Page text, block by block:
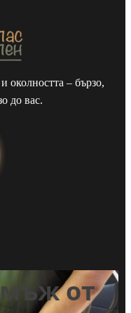
околността – бързо,
до вас.
от